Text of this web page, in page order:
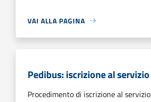
VAI ALLA PAGINA
Pedibus: iscrizione al servizio
Procedimento di iscrizione al servizio